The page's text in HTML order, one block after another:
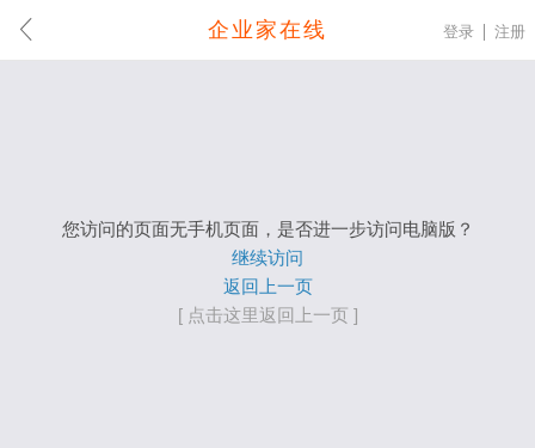
企业家在线 登录 注册
您访问的页面无手机页面，是否进一步访问电脑版？
继续访问
返回上一页
[ 点击这里返回上一页 ]